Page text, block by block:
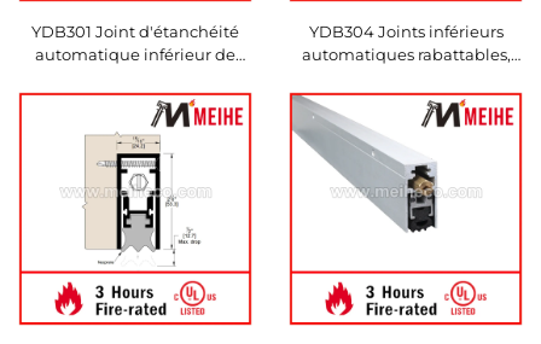
YDB301 Joint d'étanchéité
automatique inférieur de
coupe-vent et acoustique,
remplacement pour Pemko
YDB304 Joints inférieurs
automatiques rabattables,
inférieurs pour portes
automatiques